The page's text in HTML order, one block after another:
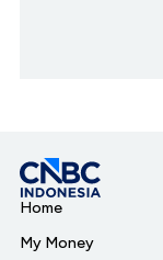
Home
My Money